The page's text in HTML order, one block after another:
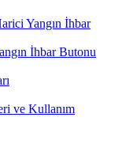
Yangın İhbar
İhbar Butonu
ve Kullanım